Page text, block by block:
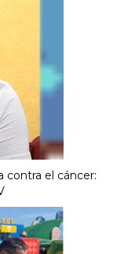
contra el cáncer: